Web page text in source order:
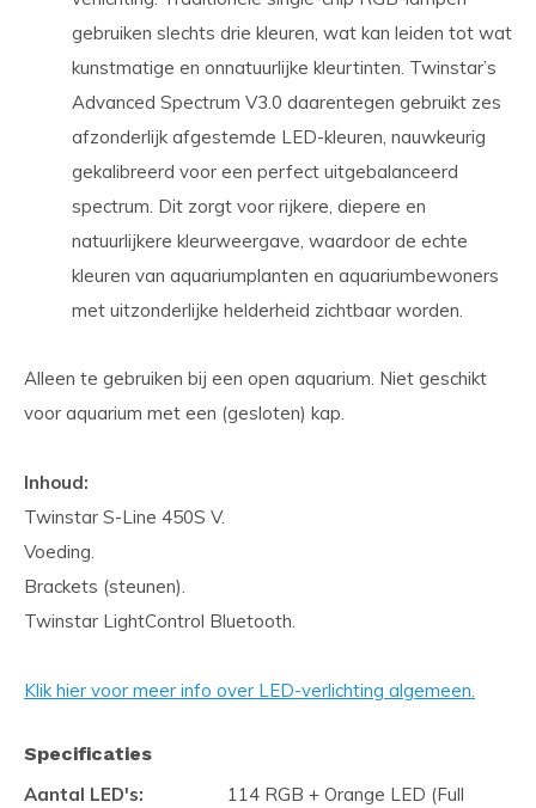
gebruiken slechts drie kleuren, wat kan leiden tot wat
kunstmatige en onnatuurlijke kleurtinten. Twinstar’s
Advanced Spectrum V3.0 daarentegen gebruikt zes
afzonderlijk afgestemde LED-kleuren, nauwkeurig
gekalibreerd voor een perfect uitgebalanceerd
spectrum. Dit zorgt voor rijkere, diepere en
natuurlijkere kleurweergave, waardoor de echte
kleuren van aquariumplanten en aquariumbewoners
met uitzonderlijke helderheid zichtbaar worden.
Alleen te gebruiken bij een open aquarium. Niet geschikt
voor aquarium met een (gesloten) kap.
Inhoud:
Twinstar S-Line 450S V.
Voeding.
Brackets (steunen).
Twinstar LightControl Bluetooth.
Klik hier voor meer info over LED-verlichting algemeen.
Specificaties
Aantal LED's:
114 RGB + Orange LED (Full